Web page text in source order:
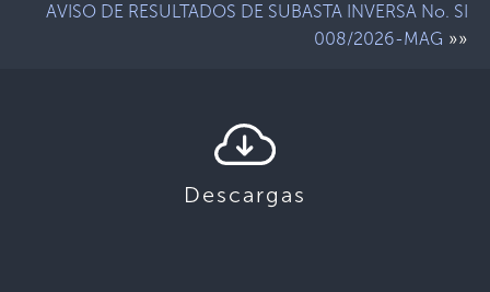
AVISO DE RESULTADOS DE SUBASTA INVERSA No. SI
008/2026-MAG »»
Descargas